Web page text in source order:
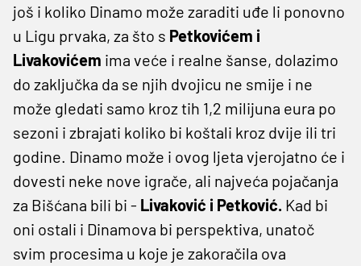
još i koliko Dinamo može zaraditi uđe li ponovno
u Ligu prvaka, za što s Petkovićem i
Livakovićem ima veće i realne šanse, dolazimo
do zaključka da se njih dvojicu ne smije i ne
može gledati samo kroz tih 1,2 milijuna eura po
sezoni i zbrajati koliko bi koštali kroz dvije ili tri
godine. Dinamo može i ovog ljeta vjerojatno će i
dovesti neke nove igrače, ali najveća pojačanja
za Bišćana bili bi - Livaković i Petković. Kad bi
oni ostali i Dinamova bi perspektiva, unatoč
svim procesima u koje je zakoračila ova